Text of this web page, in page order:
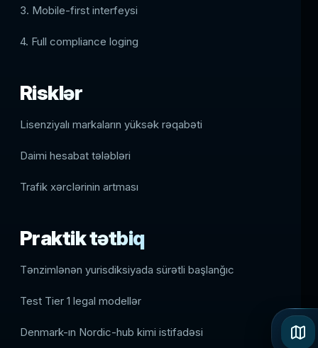
3. Mobile-first interfeysi
4. Full compliance loging
Risklər
Lisenziyalı markaların yüksək rəqabəti
Daimi hesabat tələbləri
Trafik xərclərinin artması
Praktik tətbiq
Tənzimlənən yurisdiksiyada sürətli başlanğıc
Test Tier 1 legal modellər
Denmark-ın Nordic-hub kimi istifadəsi